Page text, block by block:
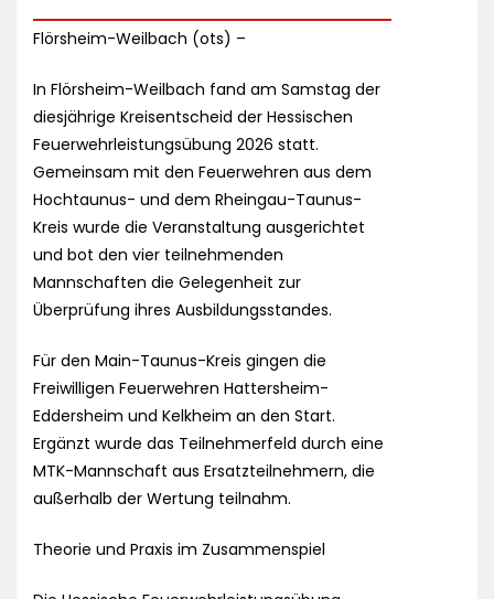
Flörsheim-Weilbach (ots) –
In Flörsheim-Weilbach fand am Samstag der
diesjährige Kreisentscheid der Hessischen
Feuerwehrleistungsübung 2026 statt.
Gemeinsam mit den Feuerwehren aus dem
Hochtaunus- und dem Rheingau-Taunus-
Kreis wurde die Veranstaltung ausgerichtet
und bot den vier teilnehmenden
Mannschaften die Gelegenheit zur
Überprüfung ihres Ausbildungsstandes.
Für den Main-Taunus-Kreis gingen die
Freiwilligen Feuerwehren Hattersheim-
Eddersheim und Kelkheim an den Start.
Ergänzt wurde das Teilnehmerfeld durch eine
MTK-Mannschaft aus Ersatzteilnehmern, die
außerhalb der Wertung teilnahm.
Theorie und Praxis im Zusammenspiel